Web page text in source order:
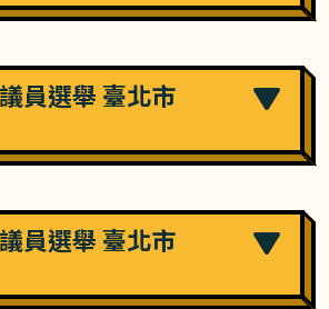
員選舉 臺北市
員選舉 臺北市